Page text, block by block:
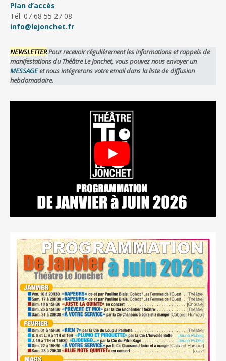
Plan d’accès
Tél. 07 68 55 27 08
info@lejonchet.fr
NEWSLETTERPour recevoir régulièrement les informations et rappels de
manifestations du Théâtre Le Jonchet, vous pouvez nous envoyer un
MESSAGEet nous intégrerons votre email dans la liste de diffusion
hebdomadaire.